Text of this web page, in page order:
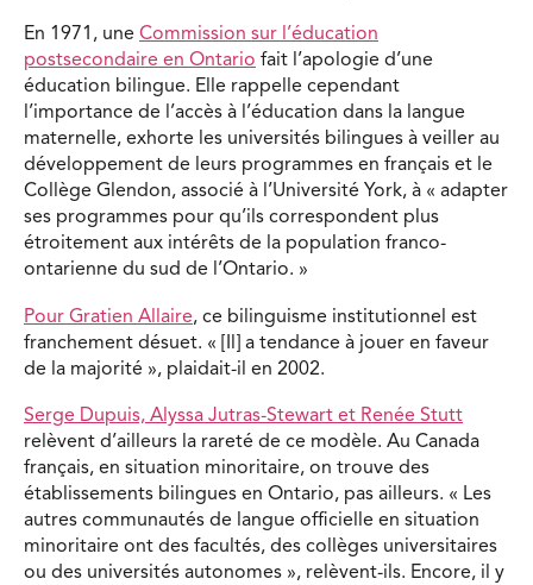
En 1971, une Commission sur l’éducation
postsecondaire en Ontario fait l’apologie d’une
éducation bilingue. Elle rappelle cependant
l’importance de l’accès à l’éducation dans la langue
maternelle, exhorte les universités bilingues à veiller au
développement de leurs programmes en français et le
Collège Glendon, associé à l’Université York, à « adapter
ses programmes pour qu’ils correspondent plus
étroitement aux intérêts de la population franco-
ontarienne du sud de l’Ontario. »
Pour Gratien Allaire, ce bilinguisme institutionnel est
franchement désuet. « [Il] a tendance à jouer en faveur
de la majorité », plaidait-il en 2002.
Serge Dupuis, Alyssa Jutras-Stewart et Renée Stutt
relèvent d’ailleurs la rareté de ce modèle. Au Canada
français, en situation minoritaire, on trouve des
établissements bilingues en Ontario, pas ailleurs. « Les
autres communautés de langue officielle en situation
minoritaire ont des facultés, des collèges universitaires
ou des universités autonomes », relèvent-ils. Encore, il y